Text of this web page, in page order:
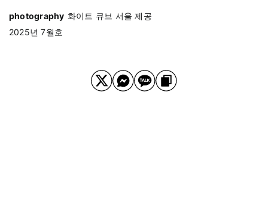
photography 화이트 큐브 서울 제공
2025년 7월호